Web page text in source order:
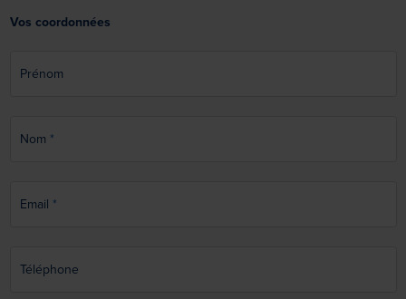
Vos coordonnées
Prénom
Nom
Email
Téléphone